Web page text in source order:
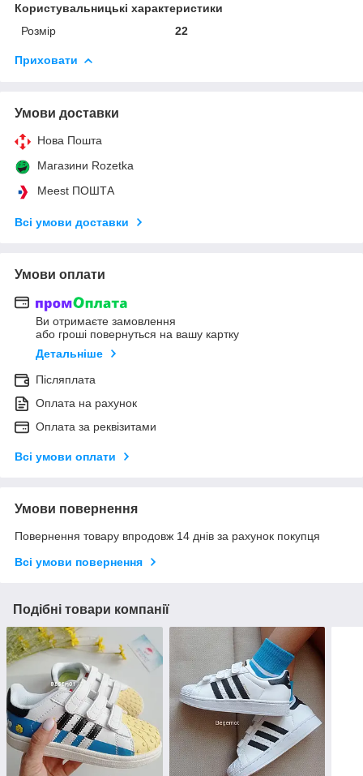
Користувальницькі характеристики
Розмір
22
Приховати
Умови доставки
Нова Пошта
Магазини Rozetka
Meest ПОШТА
Всі умови доставки
Умови оплати
Ви отримаєте замовлення
або гроші повернуться на вашу картку
Детальніше
Післяплата
Оплата на рахунок
Оплата за реквізитами
Всі умови оплати
Умови повернення
Повернення товару впродовж 14 днів за рахунок покупця
Всі умови повернення
Подібні товари компанії